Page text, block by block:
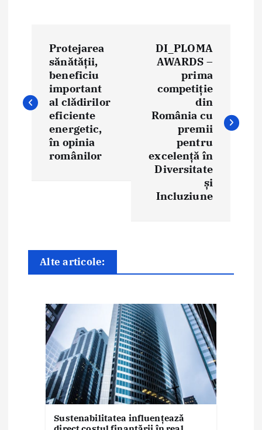
i
n
a
Protejarea
sănătăţii,
beneficiu
important
al clădirilor
eficiente
energetic,
în opinia
românilor
DI_PLOMA
AWARDS –
prima
competiție
din
România cu
premii
pentru
excelență în
Diversitate
și
Incluziune
Alte articole:
Sustenabilitatea influențează